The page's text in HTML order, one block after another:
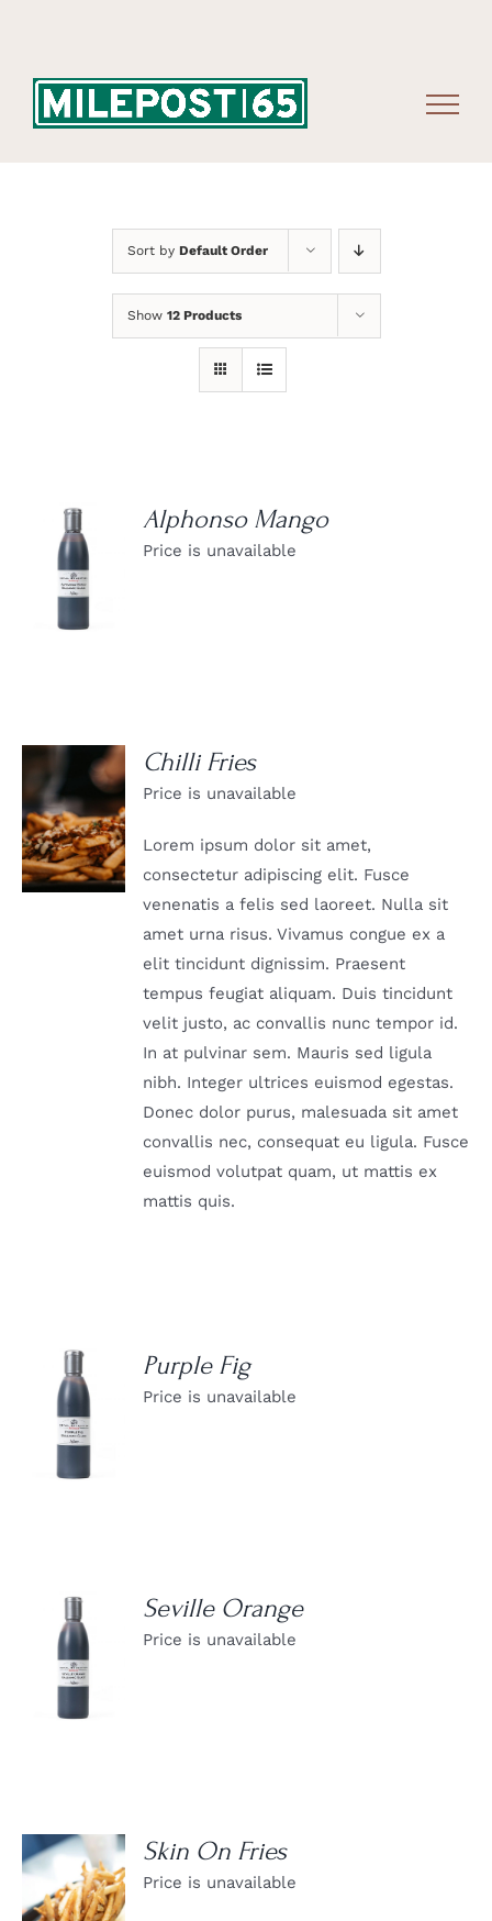
Sort by Default Order
Show 12 Products
DETAILS
Alphonso Mango
Price is unavailable
DETAILS
Chilli Fries
Price is unavailable
Lorem ipsum dolor sit amet,
consectetur adipiscing elit. Fusce
venenatis a felis sed laoreet. Nulla sit
amet urna risus. Vivamus congue ex a
elit tincidunt dignissim. Praesent
tempus feugiat aliquam. Duis tincidunt
velit justo, ac convallis nunc tempor id.
In at pulvinar sem. Mauris sed ligula
nibh. Integer ultrices euismod egestas.
Donec dolor purus, malesuada sit amet
convallis nec, consequat eu ligula. Fusce
euismod volutpat quam, ut mattis ex
mattis quis.
DETAILS
Purple Fig
Price is unavailable
DETAILS
Seville Orange
Price is unavailable
DETAILS
Skin On Fries
Price is unavailable